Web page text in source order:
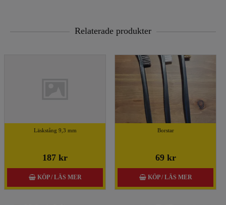
Relaterade produkter
Läskstång 9,3 mm
187 kr
KÖP / LÄS MER
Borstar
69 kr
KÖP / LÄS MER